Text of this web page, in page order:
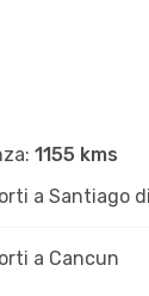
1155 kms
a Santiago
a Cancun